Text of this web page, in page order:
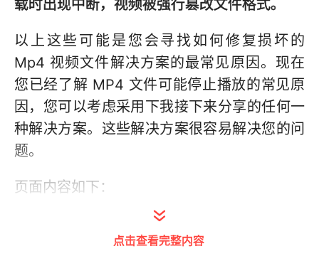
载时出现中断，视频被强行篡改文件格式。
以上这些可能是您会寻找如何修复损坏的
Mp4 视频文件解决方案的最常见原因。现在
您已经了解 MP4 文件可能停止播放的常见原
因，您可以考虑采用下我接下来分享的任何一
种解决方案。这些解决方案很容易解决您的问
题。
页面内容如下：
解决方案 1：考虑使用不同的媒体播放器
解决方案 2：通过转换软件转换视频格式
点击查看完整内容